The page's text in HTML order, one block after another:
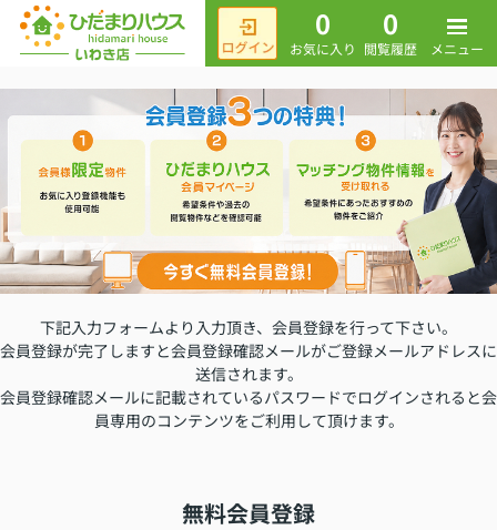
0
お気に入り
0
閲覧履歴 メニュー
下記入力フォームより入力頂き、会員登録を行って下さい。
会員登録が完了しますと会員登録確認メールがご登録メールアドレスに
送信されます。
会員登録確認メールに記載されているパスワードでログインされると会
員専用のコンテンツをご利用して頂けます。
無料会員登録